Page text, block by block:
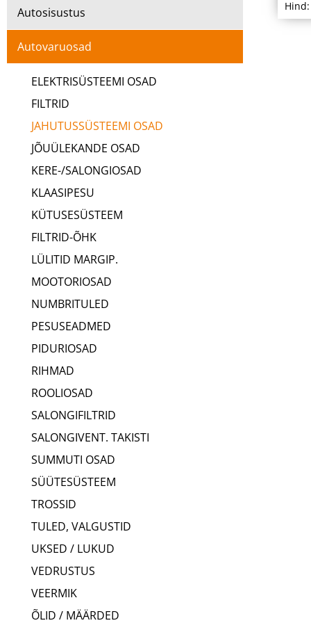
Autosisustus
Autovaruosad
ELEKTRISÜSTEEMI OSAD
FILTRID
JAHUTUSSÜSTEEMI OSAD
JÕUÜLEKANDE OSAD
KERE-/SALONGIOSAD
KLAASIPESU
KÜTUSESÜSTEEM
FILTRID-ÕHK
LÜLITID MARGIP.
MOOTORIOSAD
NUMBRITULED
PESUSEADMED
PIDURIOSAD
RIHMAD
ROOLIOSAD
SALONGIFILTRID
SALONGIVENT. TAKISTI
SUMMUTI OSAD
SÜÜTESÜSTEEM
TROSSID
TULED, VALGUSTID
UKSED / LUKUD
VEDRUSTUS
VEERMIK
ÕLID / MÄÄRDED
Hind: